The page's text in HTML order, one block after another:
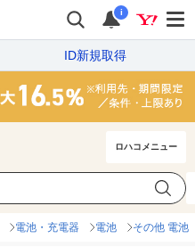
i
ID新規取得
ロハコメニュー
電池・充電器 電池 その他 電池